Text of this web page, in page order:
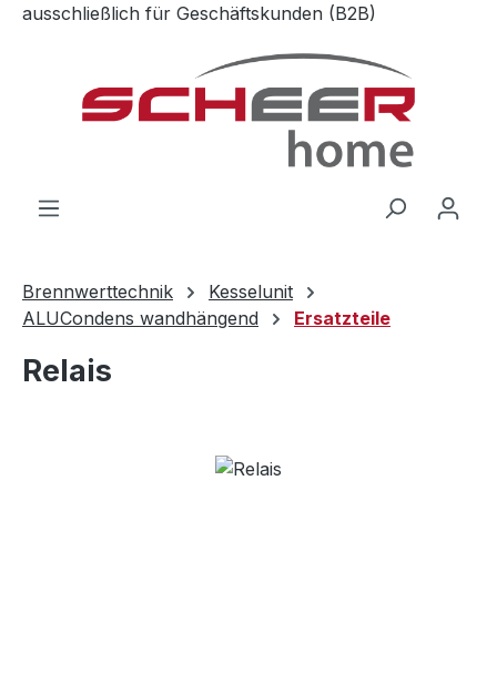
Zum Hauptinhalt springen
ausschließlich für Geschäftskunden (B2B)
Brennwerttechnik
Kesselunit
ALUCondens wandhängend
Ersatzteile
Relais
Bildergalerie überspringen